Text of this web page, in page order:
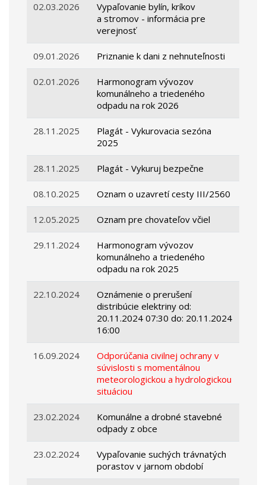
02.03.2026
Vypaľovanie bylín, kríkov
a stromov - informácia pre
verejnosť
09.01.2026 Priznanie k dani z nehnuteľnosti
02.01.2026
Harmonogram vývozov
komunálneho a triedeného
odpadu na rok 2026
28.11.2025
Plagát - Vykurovacia sezóna
2025
28.11.2025 Plagát - Vykuruj bezpečne
08.10.2025 Oznam o uzavretí cesty III/2560
12.05.2025 Oznam pre chovateľov včiel
29.11.2024
Harmonogram vývozov
komunálneho a triedeného
odpadu na rok 2025
22.10.2024
Oznámenie o prerušení
distribúcie elektriny od:
20.11.2024 07:30 do: 20.11.2024
16:00
16.09.2024
Odporúčania civilnej ochrany v
súvislosti s momentálnou
meteorologickou a hydrologickou
situáciou
23.02.2024
Komunálne a drobné stavebné
odpady z obce
23.02.2024
Vypaľovanie suchých trávnatých
porastov v jarnom období